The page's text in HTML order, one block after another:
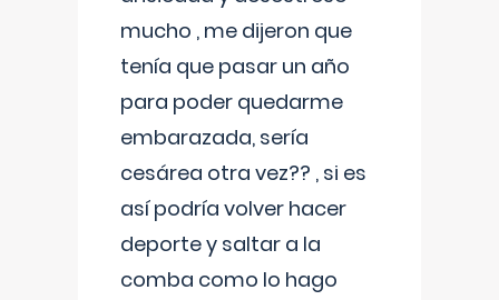
mucho , me dijeron que
tenía que pasar un año
para poder quedarme
embarazada, sería
cesárea otra vez?? , si es
así podría volver hacer
deporte y saltar a la
comba como lo hago